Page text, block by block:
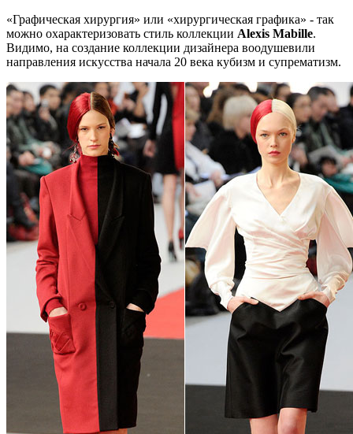
«Графическая хирургия» или «хирургическая графика» - так
можно охарактеризовать стиль коллекции Alexis Mabille.
Видимо, на создание коллекции дизайнера воодушевили
направления искусства начала 20 века кубизм и супрематизм.